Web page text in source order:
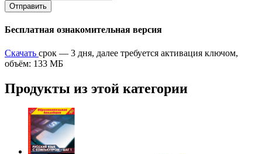
Бесплатная ознакомительная версия
Скачать срок — 3 дня, далее требуется активация ключом,
объём: 133 МБ
Продукты из этой категории